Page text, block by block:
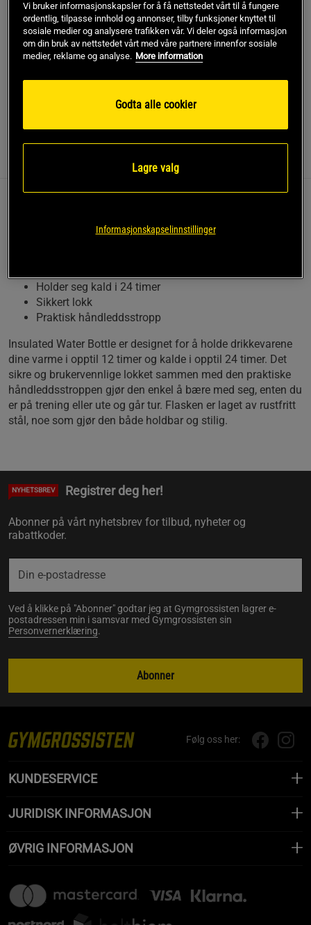
Gratis frakt over 799 kr Gratis retur 14 dagers angrerett
SKU #13581-001| EAN7340145426451
Bottle fra ICANIWILL.
Anmeldelser
praktisk og slitesterk, og egner seg både til trening og
Holder seg kald i 24 timer
Sikkert lokk
Praktisk håndleddsstropp
Insulated Water Bottle er designet for å holde drikkevarene
dine varme i opptil 12 timer og kalde i opptil 24 timer. Det
sikre og brukervennlige lokket sammen med den praktiske
håndleddsstroppen gjør den enkel å bære med seg, enten du
er på trening eller ute og går tur. Flasken er laget av rustfritt
stål, noe som gjør den både holdbar og stilig.
NYHETSBREV Registrer deg her!
Abonner på vårt nyhetsbrev for tilbud, nyheter og
rabattkoder.
Ved å klikke på "Abonner" godtar jeg at Gymgrossisten lagrer e-
postadressen min i samsvar med Gymgrossisten sin
Personvernerklæring.
Abonner
Følg oss her:
KUNDESERVICE
JURIDISK INFORMASJON
ØVRIG INFORMASJON
Vi bruker informasjonskapsler for å få nettstedet vårt til å fungere
ordentlig, tilpasse innhold og annonser, tilby funksjoner knyttet til
sosiale medier og analysere trafikken vår. Vi deler også informasjon
om din bruk av nettstedet vårt med våre partnere innenfor sosiale
medier, reklame og analyse. More information
Godta alle cookier
Lagre valg
Informasjonskapselinnstillinger